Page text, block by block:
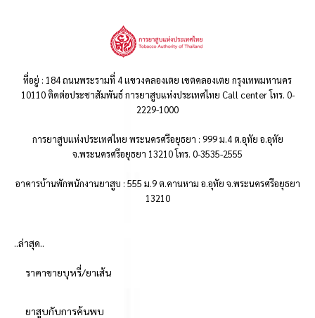
ที่อยู่ : 184 ถนนพระรามที่ 4 แขวงคลองเตย เขตคลองเตย กรุงเทพมหานคร
10110 ติดต่อประชาสัมพันธ์ การยาสูบแห่งประเทศไทย Call center โทร. 0-
2229-1000
การยาสูบแห่งประเทศไทย พระนครศรีอยุธยา : 999 ม.4 ต.อุทัย อ.อุทัย
จ.พระนครศรีอยุธยา 13210 โทร. 0-3535-2555
อาคารบ้านพักพนักงานยาสูบ : 555 ม.9 ต.คานหาม อ.อุทัย จ.พระนครศรีอยุธยา
13210
..ล่าสุด..
ราคาขายบุหรี่/ยาเส้น
ยาสูบกับการค้นพบ